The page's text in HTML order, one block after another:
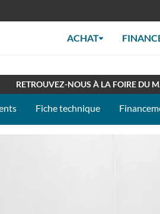
ACHAT
RETROUVEZ-NOUS À LA FOIRE DU
Fiche technique